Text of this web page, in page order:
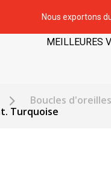
Nous exportons
MEILLEURES
Boucles
Turquoise